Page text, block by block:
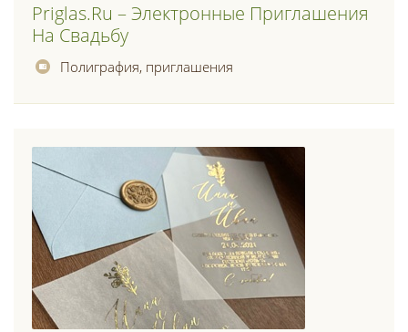
Priglas.ru – Электронные Приглашения
На Свадьбу
Полиграфия, приглашения